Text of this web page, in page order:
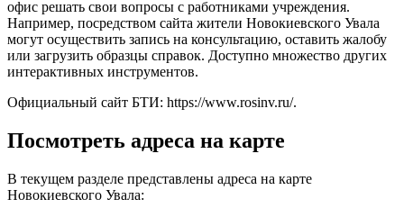
офис решать свои вопросы с работниками учреждения.
Например, посредством сайта жители Новокиевского Увала
могут осуществить запись на консультацию, оставить жалобу
или загрузить образцы справок. Доступно множество других
интерактивных инструментов.
Официальный сайт БТИ: https://www.rosinv.ru/.
Посмотреть адреса на карте
В текущем разделе представлены адреса на карте
Новокиевского Увала: